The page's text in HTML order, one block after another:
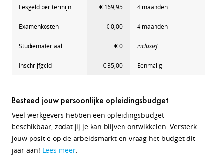
Lesgeld per termijn € 169,95 4 maanden
Examenkosten € 0,00 4 maanden
Studiemateriaal € 0 inclusief
Inschrijfgeld € 35,00 Eenmalig
Besteed jouw persoonlijke opleidingsbudget
Veel werkgevers hebben een opleidingsbudget
beschikbaar, zodat jij je kan blijven ontwikkelen. Versterk
jouw positie op de arbeidsmarkt en vraag het budget dit
jaar aan! Lees meer.